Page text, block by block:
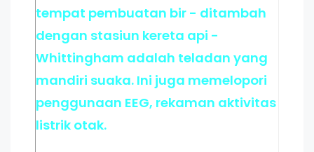
tempat pembuatan bir - ditambah
dengan stasiun kereta api -
Whittingham adalah teladan yang
mandiri suaka. Ini juga memelopori
penggunaan EEG, rekaman aktivitas
listrik otak.